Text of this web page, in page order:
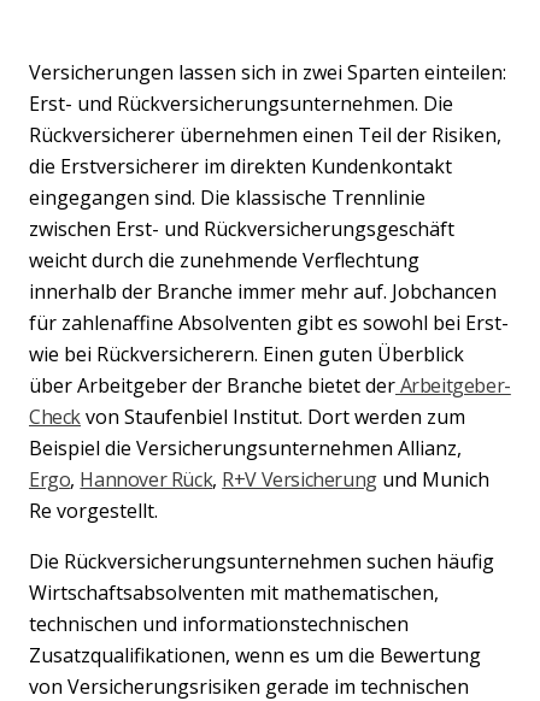
Versicherungen lassen sich in zwei Sparten einteilen:
Erst- und Rückversicherungsunternehmen. Die
Rückversicherer übernehmen einen Teil der Risiken,
die Erstversicherer im direkten Kundenkontakt
eingegangen sind. Die klassische Trennlinie
zwischen Erst- und Rückversicherungsgeschäft
weicht durch die zunehmende Verflechtung
innerhalb der Branche immer mehr auf. Jobchancen
für zahlenaffine Absolventen gibt es sowohl bei Erst-
wie bei Rückversicherern. Einen guten Überblick
über Arbeitgeber der Branche bietet derArbeitgeber-
Checkvon Staufenbiel Institut. Dort werden zum
Beispiel die Versicherungsunternehmen Allianz,
Ergo, Hannover Rück, R+V Versicherungund Munich
Re vorgestellt.
Die Rückversicherungsunternehmen suchen häufig
Wirtschaftsabsolventen mit mathematischen,
technischen und informationstechnischen
Zusatzqualifikationen, wenn es um die Bewertung
von Versicherungsrisiken gerade im technischen